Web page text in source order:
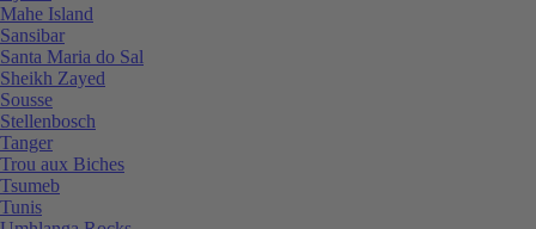
Mahe Island
Sansibar
Santa Maria do Sal
Sheikh Zayed
Sousse
Stellenbosch
Tanger
Trou aux Biches
Tsumeb
Tunis